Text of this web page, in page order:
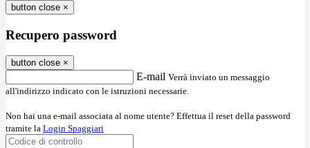
button close ×
Recupero password
button close ×
E-mail Verrà inviato un messaggio
all'indirizzo indicato con le istruzioni necessarie.
Non hai una e-mail associata al nome utente? Effettua il reset della password
tramite la Login Spaggiari